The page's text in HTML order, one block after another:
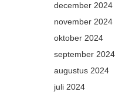
december 2024
november 2024
oktober 2024
september 2024
augustus 2024
juli 2024